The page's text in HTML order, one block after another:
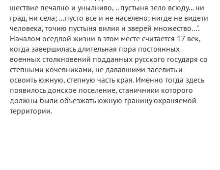
шествие печално и унылниво, .. пустыня зело всюду... ни
град, ни села; ...пусто все и не населено; нигде не видети
человека, точию пустыня вилия и зверей множество...".
Началом оседлой жизни в этом месте считается 17 век,
когда завершилась длительная пора постоянных
военных столкновений подданных русского государя со
степными кочевниками, не дававшими заселить и
освоить южную, степную часть края. Именно тогда здесь
появилось донское поселение, станичники которого
должны были объезжать южную границу охраняемой
территории.